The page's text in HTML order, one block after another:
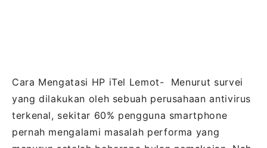
Cara Mengatasi HP iTel Lemot- Menurut survei
yang dilakukan oleh sebuah perusahaan antivirus
terkenal, sekitar 60% pengguna smartphone
pernah mengalami masalah performa yang